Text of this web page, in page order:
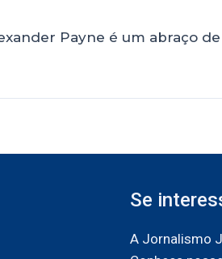
Payne é um abraço
Se
A Jornalismo